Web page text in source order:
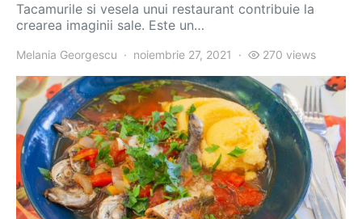
Tacamurile si vesela unui restaurant contribuie la
crearea imaginii sale. Este un…
Melania Georgescu noiembrie 27, 2021 270 views